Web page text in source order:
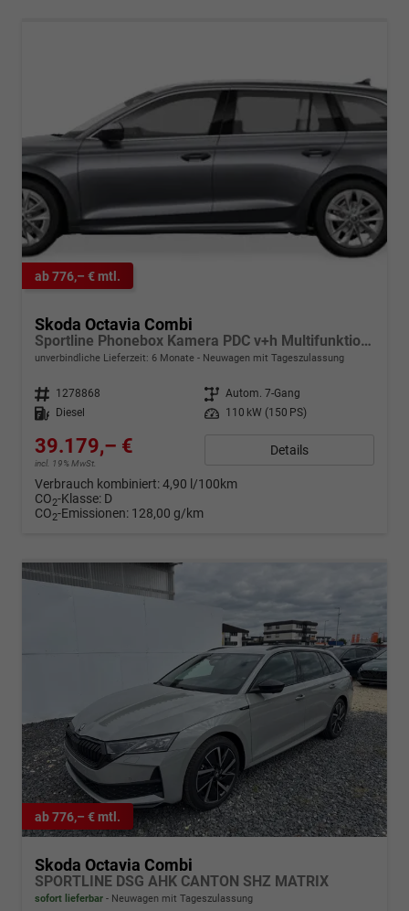
ab 776,– € mtl.
Skoda Octavia Combi
Sportline Phonebox Kamera PDC v+h Multifunktionslederlenkrad Sunset KESSY Sitzheizung
unverbindliche Lieferzeit: 6 Monate Neuwagen mit Tageszulassung
Fahrzeugnr. 1278868 Getriebe Autom. 7-Gang
Kraftstoff
Diesel Leistung 110 kW (150 PS)
39.179,– €
incl. 19% MwSt.
Details
Verbrauch kombiniert:4,90 l/100km
CO2-Klasse: D
CO2-Emissionen: 128,00 g/km
ab 776,– € mtl.
Skoda Octavia Combi
SPORTLINE DSG AHK CANTON SHZ MATRIX
sofort lieferbar Neuwagen mit Tageszulassung